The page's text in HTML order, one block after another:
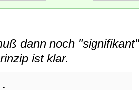
dann noch
ist klar.